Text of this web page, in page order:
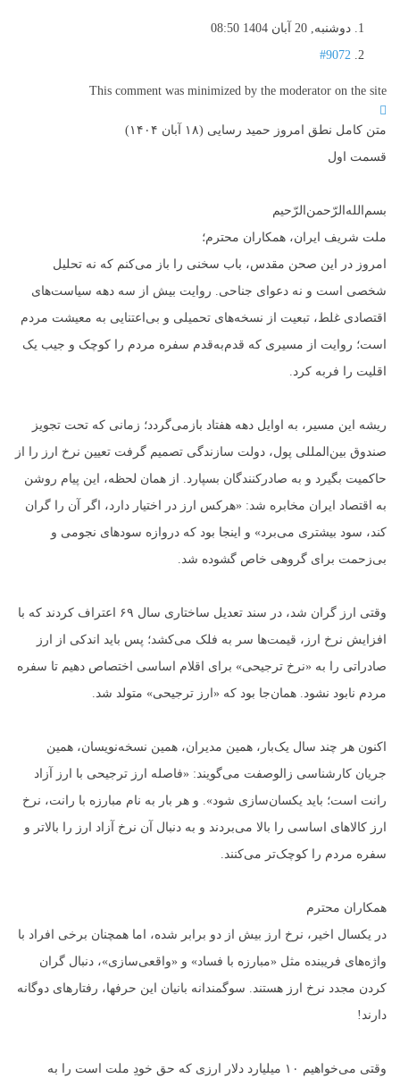
دوشنبه, 20 آبان 1404 08:50
#9072
This comment was minimized by the moderator on the site
متن کامل نطق امروز حمید رسایی (۱۸ آبان ۱۴۰۴)
قسمت اول
بسم‌الله‌الرّحمن‌الرّحیم
ملت شریف ایران، همکاران محترم؛
امروز در این صحن مقدس، باب سخنی را باز می‌کنم که نه تحلیل
شخصی است و نه دعوای جناحی. روایت بیش از سه دهه سیاست‌های
اقتصادی غلط، تبعیت از نسخه‌های تحمیلی و بی‌اعتنایی به معیشت مردم
است؛ روایت از مسیری که قدم‌به‌قدم سفره مردم را کوچک و جیب یک
اقلیت را فربه کرد.
ریشه این مسیر، به اوایل دهه هفتاد بازمی‌گردد؛ زمانی که تحت تجویز
صندوق بین‌المللی پول، دولت سازندگی تصمیم گرفت تعیین نرخ ارز را از
حاکمیت بگیرد و به صادرکنندگان بسپارد. از همان لحظه، این پیام روشن
به اقتصاد ایران مخابره شد: «هرکس ارز در اختیار دارد، اگر آن را گران
کند، سود بیشتری می‌برد» و اینجا بود که دروازه سودهای نجومی و
بی‌زحمت برای گروهی خاص گشوده شد.
وقتی ارز گران شد، در سند تعدیل ساختاری سال ۶۹ اعتراف کردند که با
افزایش نرخ ارز، قیمت‌ها سر به فلک می‌کشد؛ پس باید اندکی از ارز
صادراتی را به «نرخ ترجیحی» برای اقلام اساسی اختصاص دهیم تا سفره
مردم نابود نشود. همان‌جا بود که «ارز ترجیحی» متولد شد.
اکنون هر چند سال یک‌بار، همین مدیران، همین نسخه‌نویسان، همین
جریان کارشناسی زالوصفت می‌گویند: «فاصله ارز ترجیحی با ارز آزاد
رانت است؛ باید یکسان‌سازی شود». و هر بار به نام مبارزه با رانت، نرخ
ارز کالاهای اساسی را بالا می‌بردند و به دنبال آن نرخ آزاد ارز را بالاتر و
سفره مردم را کوچک‌تر می‌کنند.
همکاران محترم
در یکسال اخیر، نرخ ارز بیش از دو برابر شده، اما همچنان برخی افراد با
واژه‌های فریبنده مثل «مبارزه با فساد» و «واقعی‌سازی»، دنبال گران
کردن مجدد نرخ ارز هستند. سوگمندانه بانیان این حرفها، رفتارهای دوگانه
دارند!
وقتی می‌خواهیم ۱۰ میلیارد دلار ارزی که حق خودِ ملت است را به